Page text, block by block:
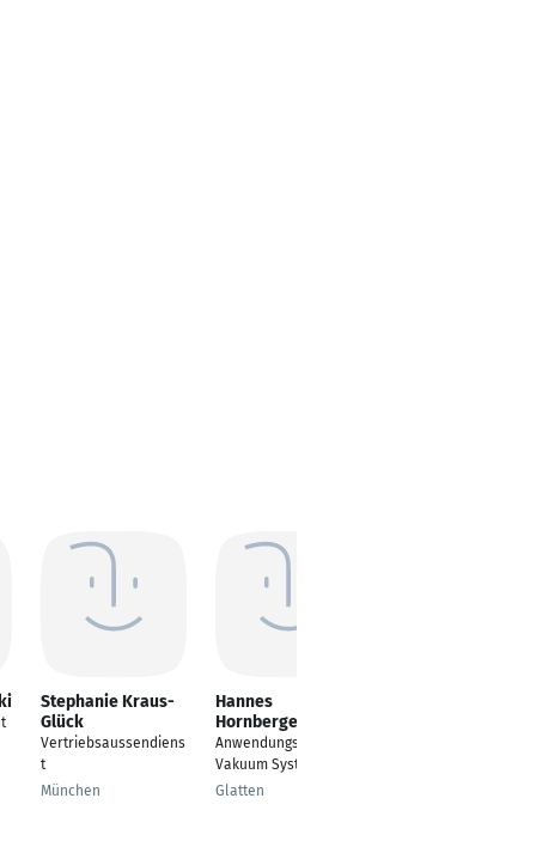
Stephanie Kraus-
Glück
Vertriebsaussendiens
t
München
Hannes
Hornberger
Anwendungsspezialist
Vakuum Systeme
Glatten